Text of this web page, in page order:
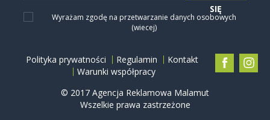
Wyrażam zgodę na przetwarzanie danych osobowych
(wiecej)
SIĘ
Polityka prywatności Regulamin
Kontakt
Warunki współpracy
© 2017 Agencja Reklamowa Malamut
Wszelkie prawa zastrzeżone